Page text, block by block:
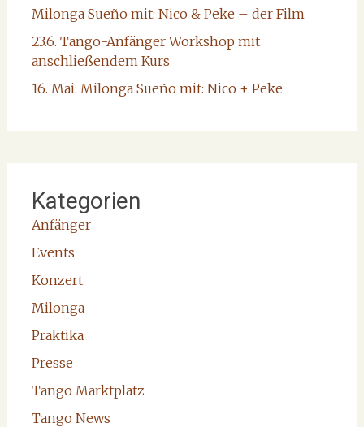
Milonga Sueño mit: Nico & Peke – der Film
23.6. Tango-Anfänger Workshop mit
anschließendem Kurs
16. Mai: Milonga Sueño mit: Nico + Peke
Kategorien
Anfänger
Events
Konzert
Milonga
Praktika
Presse
Tango Marktplatz
Tango News